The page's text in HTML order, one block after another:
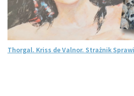
Thorgal. Kriss de Valnor. Strażnik